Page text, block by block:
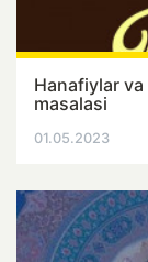
Hanafiylar
masalasi
01.05.2023